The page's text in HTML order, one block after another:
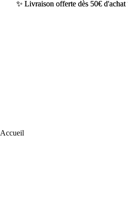
✨ Livraison offerte dès 50€ d'achat
✨ Livraison offerte dès 50€ d'achat
Accueil